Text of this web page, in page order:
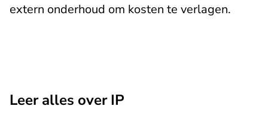
extern onderhoud om kosten te verlagen.
Leer alles over IP